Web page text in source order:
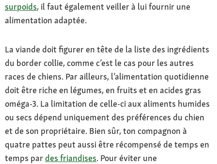
surpoids, il faut également veiller à lui fournir une
alimentation adaptée.
La viande doit figurer en tête de la liste des ingrédients
du border collie, comme c’est le cas pour les autres
races de chiens. Par ailleurs, l’alimentation quotidienne
doit être riche en légumes, en fruits et en acides gras
oméga-3. La limitation de celle-ci aux aliments humides
ou secs dépend uniquement des préférences du chien
et de son propriétaire. Bien sûr, ton compagnon à
quatre pattes peut aussi être récompensé de temps en
temps par des friandises. Pour éviter une